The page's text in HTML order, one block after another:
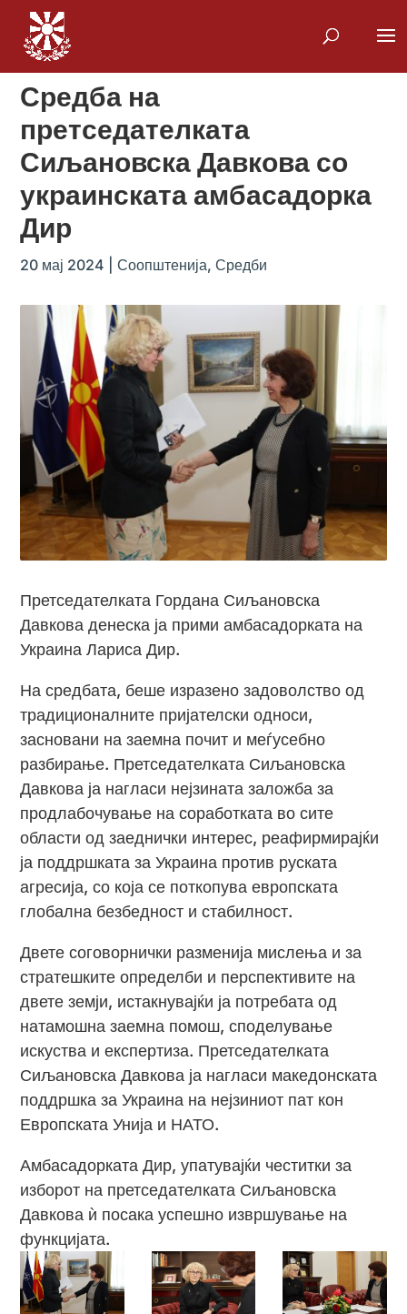
Средба на
претседателката
Сиљановска Давкова со
украинската амбасадорка
Дир
20 мај 2024 |Соопштенија,Средби
Претседателката Гордана Сиљановска
Давкова денеска ја прими амбасадорката на
Украина Лариса Дир.
На средбата, беше изразено задоволство од
традиционалните пријателски односи,
засновани на заемна почит и меѓусебно
разбирање. Претседателката Сиљановска
Давкова ја нагласи нејзината заложба за
продлабочување на соработката во сите
области од заеднички интерес, реафирмирајќи
ја поддршката за Украина против руската
агресија, со која се поткопува европската
глобална безбедност и стабилност.
Двете соговорнички разменија мислења и за
стратешките определби и перспективите на
двете земји, истакнувајќи ја потребата од
натамошна заемна помош, споделување
искуства и експертиза. Претседателката
Сиљановска Давкова ја нагласи македонската
поддршка за Украина на нејзиниот пат кон
Европската Унија и НАТО.
Амбасадорката Дир, упатувајќи честитки за
изборот на претседателката Сиљановска
Давкова ѝ посака успешно извршување на
функцијата.